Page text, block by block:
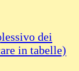
dei
in tabelle)